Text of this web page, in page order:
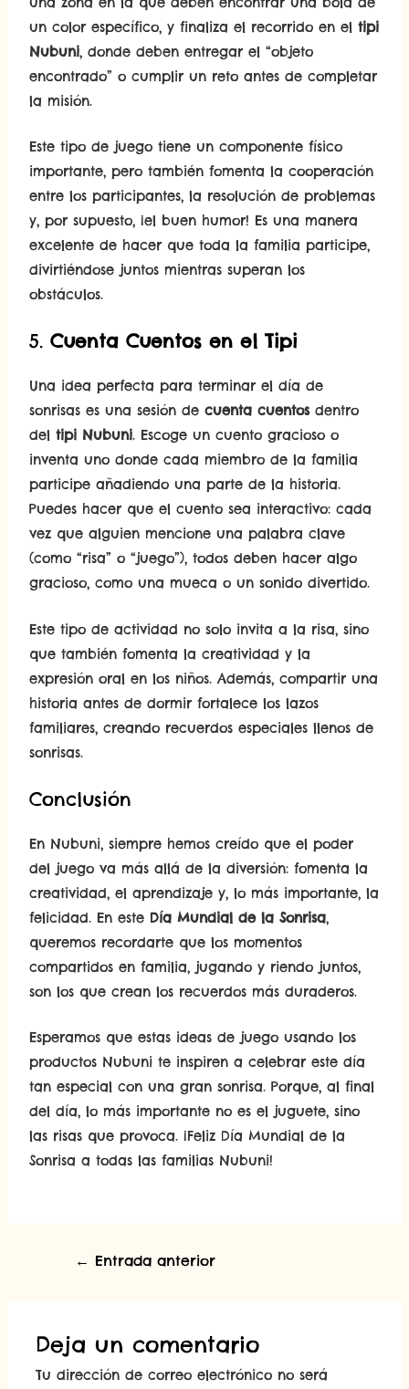
un color específico, y finaliza el recorrido en eltipi
Nubuni, donde deben entregar el “objeto
encontrado” o cumplir un reto antes de completar
la misión.
Este tipo de juego tiene un componente físico
importante, pero también fomenta la cooperación
entre los participantes, la resolución de problemas
y, por supuesto, ¡el buen humor! Es una manera
excelente de hacer que toda la familia participe,
divirtiéndose juntos mientras superan los
obstáculos.
5.Cuenta Cuentos en el Tipi
Una idea perfecta para terminar el día de
sonrisas es una sesión decuenta cuentosdentro
deltipi Nubuni. Escoge un cuento gracioso o
inventa uno donde cada miembro de la familia
participe añadiendo una parte de la historia.
Puedes hacer que el cuento sea interactivo: cada
vez que alguien mencione una palabra clave
(como “risa” o “juego”), todos deben hacer algo
gracioso, como una mueca o un sonido divertido.
Este tipo de actividad no solo invita a la risa, sino
que también fomenta la creatividad y la
expresión oral en los niños. Además, compartir una
historia antes de dormir fortalece los lazos
familiares, creando recuerdos especiales llenos de
sonrisas.
Conclusión
En Nubuni, siempre hemos creído que el poder
del juego va más allá de la diversión: fomenta la
creatividad, el aprendizaje y, lo más importante, la
felicidad. En esteDía Mundial de la Sonrisa,
queremos recordarte que los momentos
compartidos en familia, jugando y riendo juntos,
son los que crean los recuerdos más duraderos.
Esperamos que estas ideas de juego usando los
productos Nubuni te inspiren a celebrar este día
tan especial con una gran sonrisa. Porque, al final
del día, lo más importante no es el juguete, sino
las risas que provoca. ¡Feliz Día Mundial de la
Sonrisa a todas las familias Nubuni!
← Entrada anterior
Deja un comentario
Tu dirección de correo electrónico no será